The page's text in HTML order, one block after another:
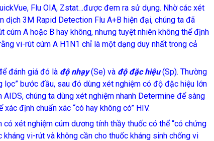
Flu OIA, Zstat…được đem ra sử dụng. Nhờ các xét
dịch 3M Rapid Detection Flu A+B hiện đại, chúng ta đã
cúm A hoặc B hay không, nhưng tuyệt nhiên không thể định
vi-rút cúm A H1N1 chỉ là một dạng duy nhất trong cả
đánh giá đó là độ nhạy(Se) và độ đặc hiệu(Sp). Thường
bước đầu, sau đó dùng xét nghiệm có độ đặc hiệu lớn
chúng ta dùng xét nghiệm nhanh Determine để sàng
định chuẩn xác “có hay không có” HIV.
xét nghiệm cúm dương tính thầy thuốc có thể “có chứng
vi-rút và không cần cho thuốc kháng sinh chống vi